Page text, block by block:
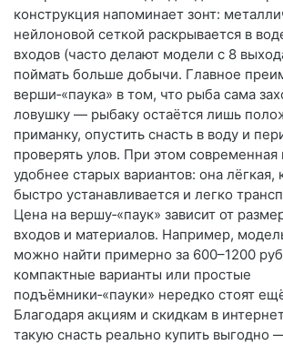
конструкция напоминает зонт:
нейлоновой сеткой раскрывается в
входов (часто делают модели с 8
поймать больше добычи. Главное
верши‑«паука» в том, что рыба сама
ловушку — рыбаку остаётся лишь
приманку, опустить снасть в воду и
проверять улов. При этом современная
удобнее старых вариантов: она лёгкая,
быстро устанавливается и легко
Цена на вершу‑«паук» зависит от
входов и материалов. Например,
можно найти примерно за 600–1200
компактные варианты или простые
подъёмники‑«пауки» нередко стоят
Благодаря акциям и скидкам в
такую снасть реально купить выгодно